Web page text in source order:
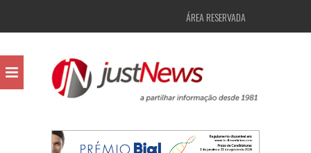
ÁREA RESERVADA